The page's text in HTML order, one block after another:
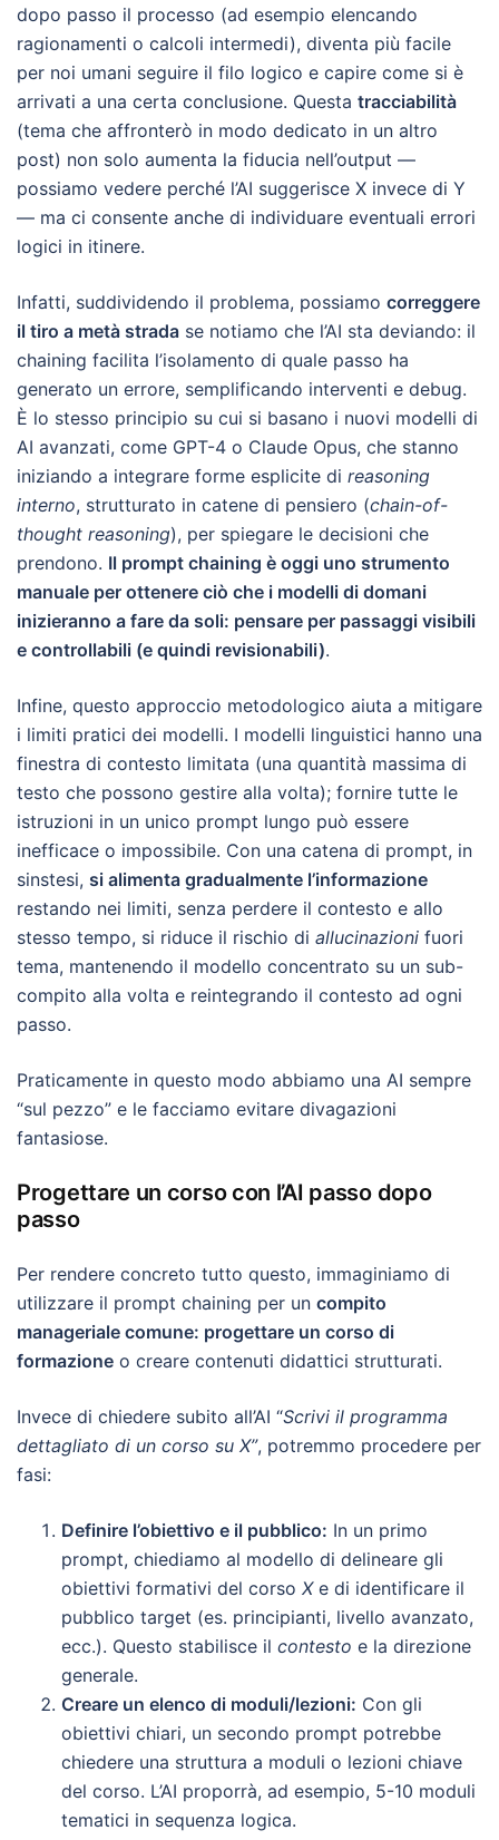
dopo passo il processo (ad esempio elencando
ragionamenti o calcoli intermedi), diventa più facile
per noi umani seguire il filo logico e capire come si è
arrivati a una certa conclusione. Questa tracciabilità
(tema che affronterò in modo dedicato in un altro
post) non solo aumenta la fiducia nell’output —
possiamo vedere perché l’AI suggerisce X invece di Y
— ma ci consente anche di individuare eventuali errori
logici in itinere.
Infatti, suddividendo il problema, possiamo correggere
il tiro a metà strada se notiamo che l’AI sta deviando: il
chaining facilita l’isolamento di quale passo ha
generato un errore, semplificando interventi e debug.
È lo stesso principio su cui si basano i nuovi modelli di
AI avanzati, come GPT-4 o Claude Opus, che stanno
iniziando a integrare forme esplicite di reasoning
interno, strutturato in catene di pensiero (chain-of-
thought reasoning), per spiegare le decisioni che
prendono. Il prompt chaining è oggi uno strumento
manuale per ottenere ciò che i modelli di domani
inizieranno a fare da soli: pensare per passaggi visibili
e controllabili (e quindi revisionabili).
Infine, questo approccio metodologico aiuta a mitigare
i limiti pratici dei modelli. I modelli linguistici hanno una
finestra di contesto limitata (una quantità massima di
testo che possono gestire alla volta); fornire tutte le
istruzioni in un unico prompt lungo può essere
inefficace o impossibile. Con una catena di prompt, in
sinstesi, si alimenta gradualmente l’informazione
restando nei limiti, senza perdere il contesto e allo
stesso tempo, si riduce il rischio di allucinazioni fuori
tema, mantenendo il modello concentrato su un sub-
compito alla volta e reintegrando il contesto ad ogni
passo.
Praticamente in questo modo abbiamo una AI sempre
“sul pezzo” e le facciamo evitare divagazioni
fantasiose.
Progettare un corso con l’AI passo dopo
passo
Per rendere concreto tutto questo, immaginiamo di
utilizzare il prompt chaining per un compito
manageriale comune: progettare un corso di
formazione o creare contenuti didattici strutturati.
Invece di chiedere subito all’AI “Scrivi il programma
dettagliato di un corso su X”, potremmo procedere per
fasi:
Definire l’obiettivo e il pubblico: In un primo
prompt, chiediamo al modello di delineare gli
obiettivi formativi del corso Xe di identificare il
pubblico target (es. principianti, livello avanzato,
ecc.). Questo stabilisce il contesto e la direzione
generale.
Creare un elenco di moduli/lezioni: Con gli
obiettivi chiari, un secondo prompt potrebbe
chiedere una struttura a moduli o lezioni chiave
del corso. L’AI proporrà, ad esempio, 5-10 moduli
tematici in sequenza logica.